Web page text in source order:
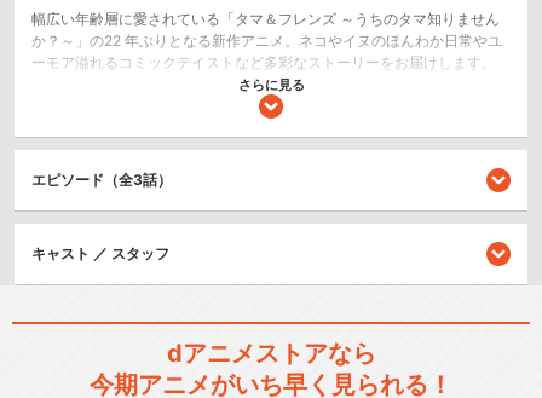
幅広い年齢層に愛されている「タマ＆フレンズ ～うちのタマ知りません
か？～」の22 年ぶりとなる新作アニメ。ネコやイヌのほんわか日常やユ
ーモア溢れるコミックテイストなど多彩なストーリーをお届けします。
シリーズ／関連のアニメ作品
タマ＆フレンズ～うちのタマ
さらに見る
エピソード（全3話）
キャスト ／ スタッフ
dアニメストアなら
今期アニメがいち早く見られる！